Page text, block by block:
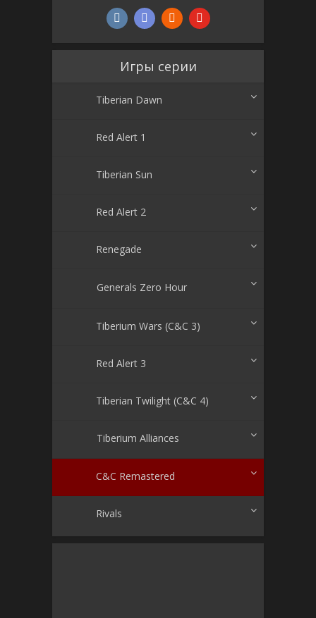
Игры серии
Tiberian Dawn
Red Alert 1
Tiberian Sun
Red Alert 2
Renegade
Generals Zero Hour
Tiberium Wars (C&C 3)
Red Alert 3
Tiberian Twilight (C&C 4)
Tiberium Alliances
C&C Remastered
Rivals